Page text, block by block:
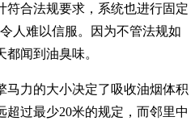
符合法规要求，系统也进行固定
人难以信服。因为不管法规如
闻到油臭味。
马力的大小决定了吸收油烟体积
超过最少20米的规定，而邻里中